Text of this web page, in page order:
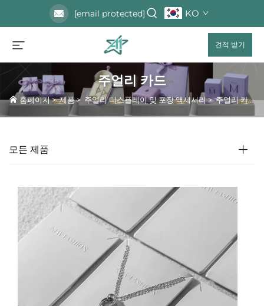
[email protected] KO
견적 받기
주얼리 카드
홈페이지>제품> 주얼리 디스플레이 및 포장 액세서리>주얼리 카드
모든 제품